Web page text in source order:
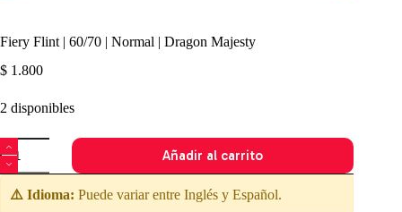
Fiery Flint | 60/70 | Normal | Dragon Majesty
$ 1.800
2 disponibles
Fiery
Flint
|
60/70
Añadir al carrito
⚠️ Idioma: Puede variar entre Inglés y Español.